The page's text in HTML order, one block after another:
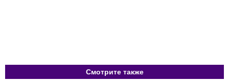
Смотрите также